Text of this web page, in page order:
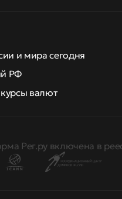
и мира сегодня
РФ
валют
Рег.ру включена в